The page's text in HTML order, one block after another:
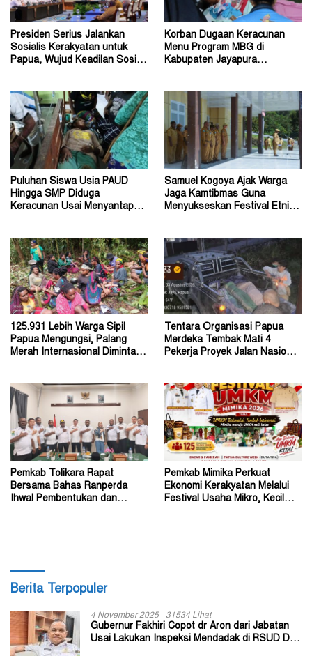
Presiden Serius Jalankan
Sosialis Kerakyatan untuk
Papua, Wujud Keadilan Sosial
Korban Dugaan Keracunan
Menu Program MBG di
Kabupaten Jayapura
Puluhan Siswa Usia PAUD
Hingga SMP Diduga
Keracunan Usai Menyantap
Samuel Kogoya Ajak Warga
Jaga Kamtibmas Guna
Menyukseskan Festival Etnik
125.931 Lebih Warga Sipil
Papua Mengungsi, Palang
Merah Internasional Diminta
Tentara Organisasi Papua
Merdeka Tembak Mati 4
Pekerja Proyek Jalan Nasional
Pemkab Tolikara Rapat
Bersama Bahas Ranperda
Ihwal Pembentukan dan
Pemkab Mimika Perkuat
Ekonomi Kerakyatan Melalui
Festival Usaha Mikro, Kecil
Berita Terpopuler
4 November 2025 31534 Lihat
Gubernur Fakhiri Copot dr Aron dari Jabatan
Usai Lakukan Inspeksi Mendadak di RSUD Dok